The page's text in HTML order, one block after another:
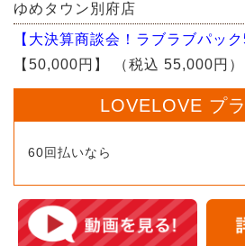
ゆめタウン別府店
【大決算商談会！ラブラブパッ
【50,000円】
（税込 55,000円）
LOVELOVE プ
60回払いなら